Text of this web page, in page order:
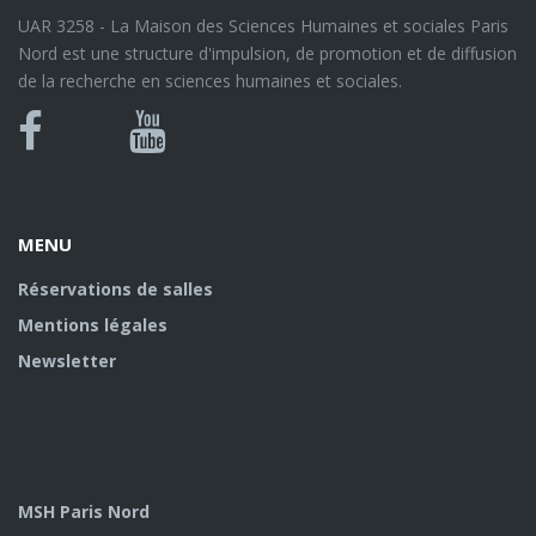
UAR 3258 - La Maison des Sciences Humaines et sociales Paris
Nord est une structure d'impulsion, de promotion et de diffusion
de la recherche en sciences humaines et sociales.
Bluesky
Canal
MENU
Réservations de salles
Mentions légales
Newsletter
MSH Paris Nord